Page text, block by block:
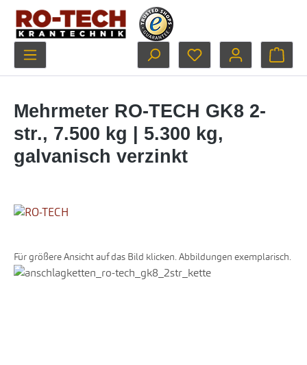
Zum Hauptinhalt springen
Du hast 0 Produkte
Mehrmeter RO-TECH GK8 2-
str., 7.500 kg | 5.300 kg,
galvanisch verzinkt
Für größere Ansicht auf das Bild klicken. Abbildungen exemplarisch.
Bildergalerie überspringen